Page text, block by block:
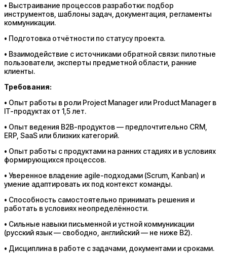
• Выстраивание процессов разработки: подбор
инструментов, шаблоны задач, документация, регламенты
коммуникации.
• Подготовка отчётности по статусу проекта.
• Взаимодействие с источниками обратной связи: пилотные
пользователи, эксперты предметной области, ранние
клиенты.
Требования:
• Опыт работы в роли Project Manager или Product Manager в
IT-продуктах от 1,5 лет.
• Опыт ведения B2B-продуктов — предпочтительно CRM,
ERP, SaaS или близких категорий.
• Опыт работы с продуктами на ранних стадиях и в условиях
формирующихся процессов.
• Уверенное владение agile-подходами (Scrum, Kanban) и
умение адаптировать их под контекст команды.
• Способность самостоятельно принимать решения и
работать в условиях неопределённости.
• Сильные навыки письменной и устной коммуникации
(русский язык — свободно, английский — не ниже B2).
• Дисциплина в работе с задачами, документами и сроками.